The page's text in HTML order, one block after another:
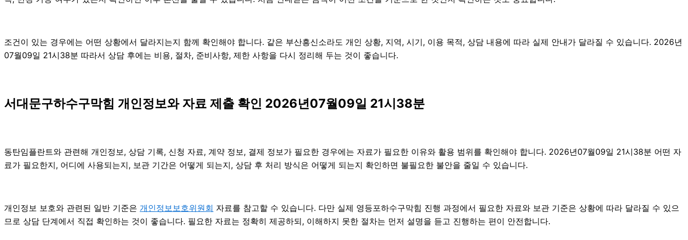
조건이 있는 경우에는 어떤 상황에서 달라지는지 함께 확인해야 합니다. 같은 부산흥신소라도 개인 상황, 지역, 시기, 이용 목적, 상담 내용에 따라 실제 안내가 달라질 수 있습니다. 2026년
07월09일 21시38분 따라서 상담 후에는 비용, 절차, 준비사항, 제한 사항을 다시 정리해 두는 것이 좋습니다.
서대문구하수구막힘 개인정보와 자료 제출 확인 2026년07월09일 21시38분
동탄임플란트와 관련해 개인정보, 상담 기록, 신청 자료, 계약 정보, 결제 정보가 필요한 경우에는 자료가 필요한 이유와 활용 범위를 확인해야 합니다. 2026년07월09일 21시38분 어떤 자
료가 필요한지, 어디에 사용되는지, 보관 기간은 어떻게 되는지, 상담 후 처리 방식은 어떻게 되는지 확인하면 불필요한 불안을 줄일 수 있습니다.
개인정보 보호와 관련된 일반 기준은 개인정보보호위원회 자료를 참고할 수 있습니다. 다만 실제 영등포하수구막힘 진행 과정에서 필요한 자료와 보관 기준은 상황에 따라 달라질 수 있으
므로 상담 단계에서 직접 확인하는 것이 좋습니다. 필요한 자료는 정확히 제공하되, 이해하지 못한 절차는 먼저 설명을 듣고 진행하는 편이 안전합니다.